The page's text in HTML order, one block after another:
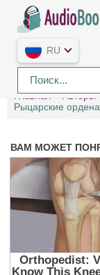
RU
Главная Авторы
Рыцарские